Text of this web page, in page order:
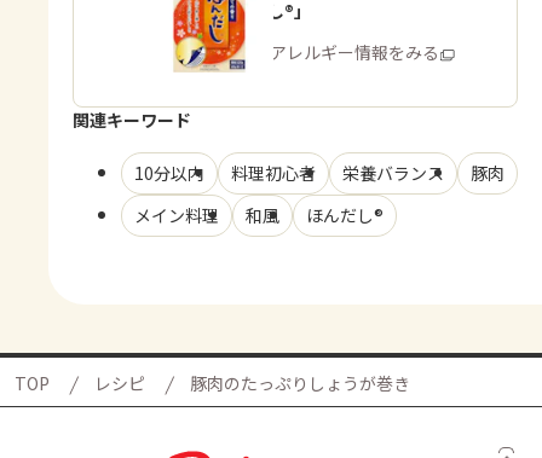
「ほんだし®」
商品・アレルギー情報をみる
関連キーワード
10分以内 料理初心者 栄養バランス
豚肉
メイン料理
和風 ほんだし®
TOP レシピ 豚肉のたっぷりしょうが巻き